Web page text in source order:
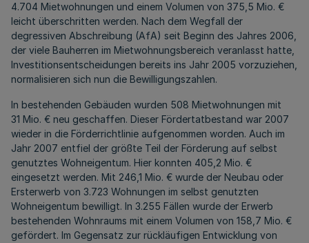
4.704 Mietwohnungen und einem Volumen von 375,5 Mio. €
leicht überschritten werden. Nach dem Wegfall der
degressiven Abschreibung (AfA) seit Beginn des Jahres 2006,
der viele Bauherren im Mietwohnungsbereich veranlasst hatte,
Investitionsentscheidungen bereits ins Jahr 2005 vorzuziehen,
normalisieren sich nun die Bewilligungszahlen.
In bestehenden Gebäuden wurden 508 Mietwohnungen mit
31 Mio. € neu geschaffen. Dieser Fördertatbestand war 2007
wieder in die Förderrichtlinie aufgenommen worden. Auch im
Jahr 2007 entfiel der größte Teil der Förderung auf selbst
genutztes Wohneigentum. Hier konnten 405,2 Mio. €
eingesetzt werden. Mit 246,1 Mio. € wurde der Neubau oder
Ersterwerb von 3.723 Wohnungen im selbst genutzten
Wohneigentum bewilligt. In 3.255 Fällen wurde der Erwerb
bestehenden Wohnraums mit einem Volumen von 158,7 Mio. €
gefördert. Im Gegensatz zur rückläufigen Entwicklung von